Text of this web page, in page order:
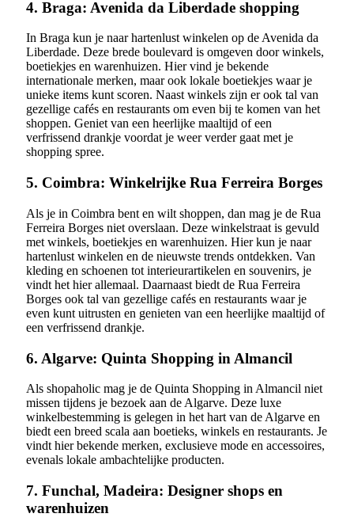
4. Braga: Avenida da Liberdade shopping
In Braga kun je naar hartenlust winkelen op de Avenida da
Liberdade. Deze brede boulevard is omgeven door winkels,
boetiekjes en warenhuizen. Hier vind je bekende
internationale merken, maar ook lokale boetiekjes waar je
unieke items kunt scoren. Naast winkels zijn er ook tal van
gezellige cafés en restaurants om even bij te komen van het
shoppen. Geniet van een heerlijke maaltijd of een
verfrissend drankje voordat je weer verder gaat met je
shopping spree.
5. Coimbra: Winkelrijke Rua Ferreira Borges
Als je in Coimbra bent en wilt shoppen, dan mag je de Rua
Ferreira Borges niet overslaan. Deze winkelstraat is gevuld
met winkels, boetiekjes en warenhuizen. Hier kun je naar
hartenlust winkelen en de nieuwste trends ontdekken. Van
kleding en schoenen tot interieurartikelen en souvenirs, je
vindt het hier allemaal. Daarnaast biedt de Rua Ferreira
Borges ook tal van gezellige cafés en restaurants waar je
even kunt uitrusten en genieten van een heerlijke maaltijd of
een verfrissend drankje.
6. Algarve: Quinta Shopping in Almancil
Als shopaholic mag je de Quinta Shopping in Almancil niet
missen tijdens je bezoek aan de Algarve. Deze luxe
winkelbestemming is gelegen in het hart van de Algarve en
biedt een breed scala aan boetieks, winkels en restaurants. Je
vindt hier bekende merken, exclusieve mode en accessoires,
evenals lokale ambachtelijke producten.
7. Funchal, Madeira: Designer shops en
warenhuizen